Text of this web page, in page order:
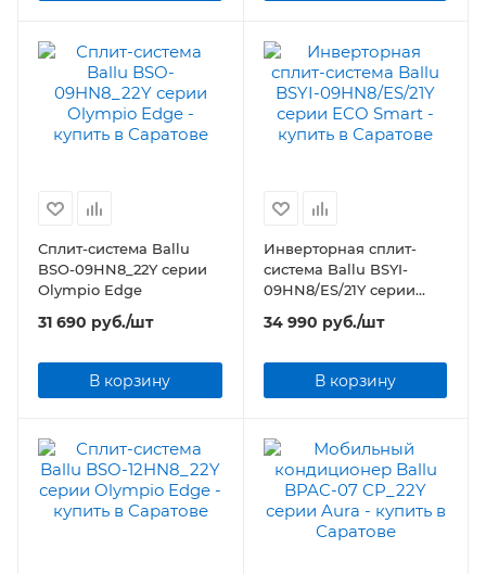
Сплит-система Ballu
BSO-09HN8_22Y серии
Olympio Edge
31 690 руб./шт
В корзину
Инверторная сплит-
система Ballu BSYI-
09HN8/ES/21Y серии
34 990 руб./шт
В корзину